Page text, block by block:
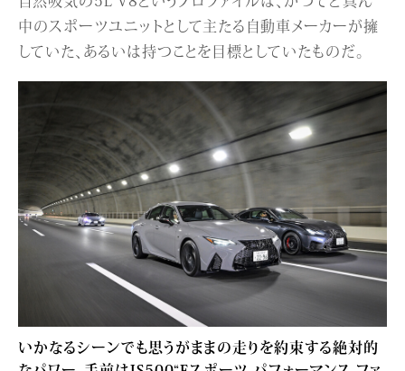
中のスポーツユニットとして主たる自動車メーカーが擁
していた、あるいは持つことを目標としていたものだ。
いかなるシーンでも思うがままの走りを約束する絶対的